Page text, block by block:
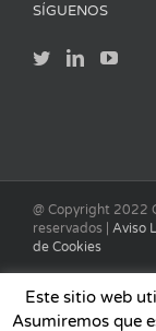
SÍGUENOS
@ Copyright 2022
reservados | Aviso
de Cookies
Este sitio web
Asumiremos que